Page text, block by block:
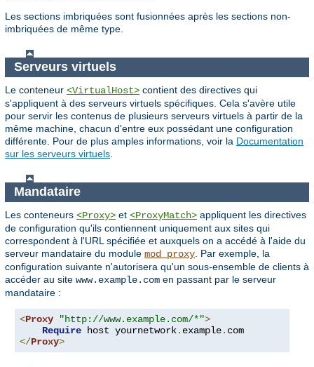
Les sections imbriquées sont fusionnées après les sections non-
imbriquées de même type.
Serveurs virtuels
Le conteneur <VirtualHost> contient des directives qui
s'appliquent à des serveurs virtuels spécifiques. Cela s'avère utile
pour servir les contenus de plusieurs serveurs virtuels à partir de la
même machine, chacun d'entre eux possédant une configuration
différente. Pour de plus amples informations, voir la Documentation
sur les serveurs virtuels
Mandataire
Les conteneurs <Proxy> et <ProxyMatch> appliquent les directives
de configuration qu'ils contiennent uniquement aux sites qui
correspondent à l'URL spécifiée et auxquels on a accédé à l'aide du
serveur mandataire du module mod_proxy . Par exemple, la
configuration suivante n'autorisera qu'un sous-ensemble de clients à
accéder au site www.example.com en passant par le serveur
mandataire :
<Proxy "http://www.example.com/*">
Require host yournetwork. example.
</Proxy>